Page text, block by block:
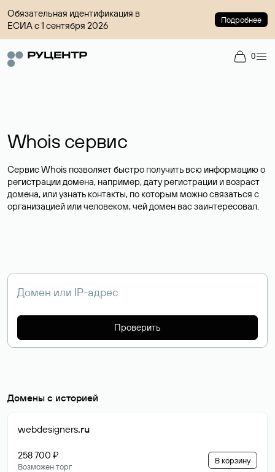
Обязательная идентификация в
ЕСИА с 1 сентября 2026
Подробнее
0
Whois сервис
Сервис Whois позволяет быстро получить всю информацию о
регистрации домена, например, дату регистрации и возраст
домена, или узнать контакты, по которым можно связаться с
организацией или человеком, чей домен вас заинтересовал.
Проверить
Домены с историей
webdesigners.ru
258 700 ₽
Возможен торг
В корзину